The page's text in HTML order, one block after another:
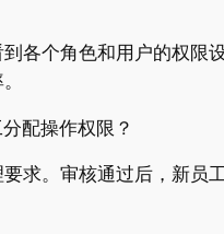
各个角色和用户的权限
求。审核通过后，新员